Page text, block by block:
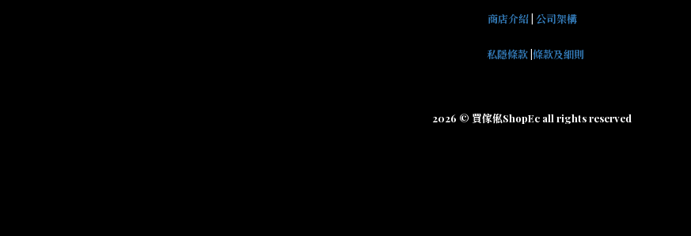
商店介紹| 公司架構
私隱條款 條款及細則
2026 © 買傢俬ShopEc all rights reserved